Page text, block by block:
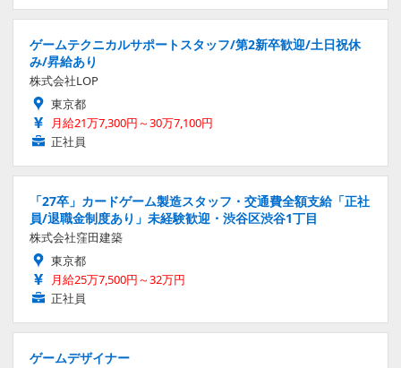
ゲームテクニカルサポートスタッフ/第2新卒歓迎/土日祝休
み/昇給あり
株式会社LOP
東京都
月給21万7,300円～30万7,100円
正社員
「27卒」カードゲーム製造スタッフ・交通費全額支給「正社
員/退職金制度あり」未経験歓迎・渋谷区渋谷1丁目
株式会社窪田建築
東京都
月給25万7,500円～32万円
正社員
ゲームデザイナー